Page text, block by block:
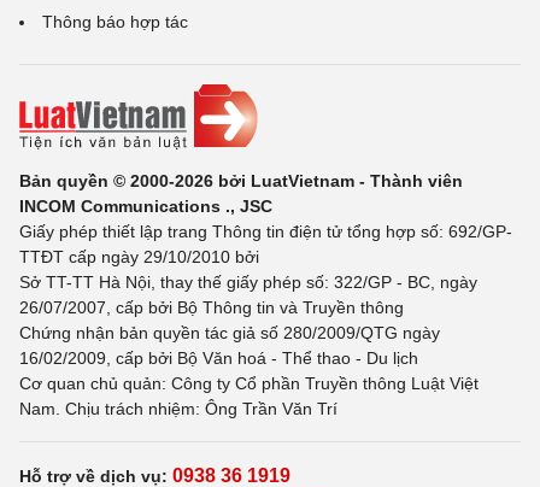
Thông báo hợp tác
Bản quyền © 2000-2026 bởi LuatVietnam - Thành viên
INCOM Communications ., JSC
Giấy phép thiết lập trang Thông tin điện tử tổng hợp số: 692/GP-
TTĐT cấp ngày 29/10/2010 bởi
Sở TT-TT Hà Nội, thay thế giấy phép số: 322/GP - BC, ngày
26/07/2007, cấp bởi Bộ Thông tin và Truyền thông
Chứng nhận bản quyền tác giả số 280/2009/QTG ngày
16/02/2009, cấp bởi Bộ Văn hoá - Thể thao - Du lịch
Cơ quan chủ quản: Công ty Cổ phần Truyền thông Luật Việt
Nam. Chịu trách nhiệm: Ông Trần Văn Trí
Hỗ trợ về dịch vụ: 0938 36 1919